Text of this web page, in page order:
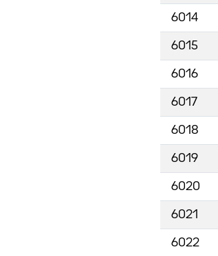
6014
6015
6016
6017
6018
6019
6020
6021
6022